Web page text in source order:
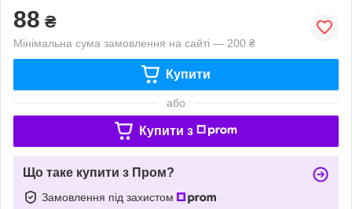
88 ₴
Мінімальна сума замовлення на сайті — 200 ₴
Купити
або
Купити з
Що таке купити з Пром?
Замовлення під захистом